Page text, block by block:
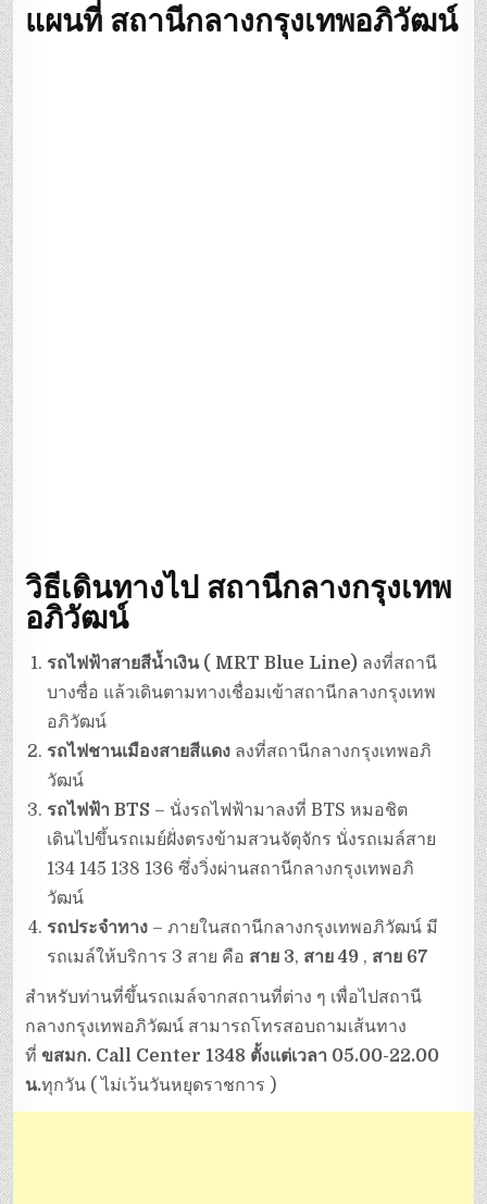
แผนที่ สถานีกลางกรุงเทพอภิวัฒน์
วิธีเดินทางไป สถานีกลางกรุงเทพ
อภิวัฒน์
รถไฟฟ้าสายสีน้ำเงิน ( MRT Blue Line) ลงที่สถานี
บางซื่อ แล้วเดินตามทางเชื่อมเข้าสถานีกลางกรุงเทพ
อภิวัฒน์
รถไฟชานเมืองสายสีแดง ลงที่สถานีกลางกรุงเทพอภิ
วัฒน์
รถไฟฟ้า BTS – นั่งรถไฟฟ้ามาลงที่ BTS หมอชิต
เดินไปขึ้นรถเมย์ฝั่งตรงข้ามสวนจัตุจักร นั่งรถเมล์สาย
134 145 138 136 ซึ่งวิ่งผ่านสถานีกลางกรุงเทพอภิ
วัฒน์
รถประจำทาง – ภายในสถานีกลางกรุงเทพอภิวัฒน์ มี
รถเมล์ให้บริการ 3 สาย คือ สาย 3, สาย 49 , สาย 67
สำหรับท่านที่ขึ้นรถเมล์จากสถานที่ต่าง ๆ เพื่อไปสถานี
กลางกรุงเทพอภิวัฒน์ สามารถโทรสอบถามเส้นทาง
ที่ขสมก. Call Center 1348 ตั้งแต่เวลา 05.00-22.00
น.ทุกวัน ( ไม่เว้นวันหยุดราชการ )